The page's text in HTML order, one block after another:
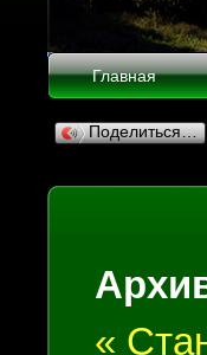
Главная
Поделиться…
«